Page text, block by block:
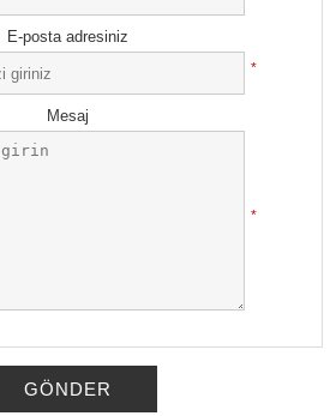
E-posta adresiniz
*
Mesaj
*
GÖNDER